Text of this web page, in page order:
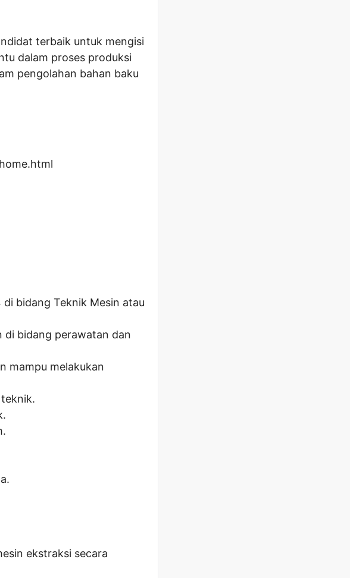
terbaik untuk mengisi
dalam proses produksi
pengolahan bahan baku
bidang Teknik Mesin atau
di bidang perawatan dan
mampu melakukan
ekstraksi secara